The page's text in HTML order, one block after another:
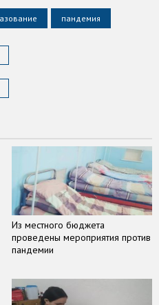
пандемия
Из местного бюджета
проведены мероприятия против
пандемии